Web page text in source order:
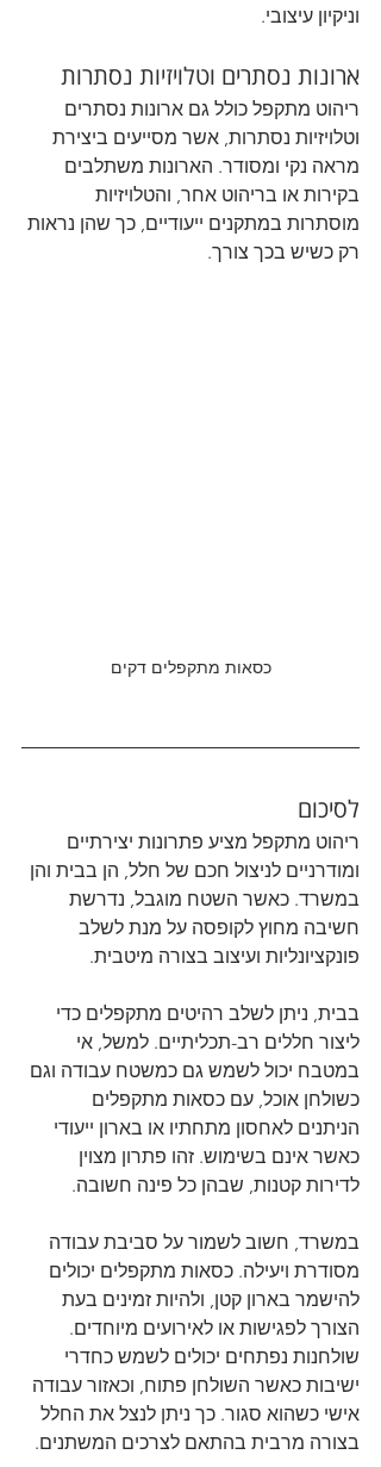
וניקיון עיצובי.
ארונות נסתרים וטלויזיות נסתרות
ריהוט מתקפל כולל גם ארונות נסתרים
וטלויזיות נסתרות, אשר מסייעים ביצירת
מראה נקי ומסודר. הארונות משתלבים
בקירות או בריהוט אחר, והטלויזיות
מוסתרות במתקנים ייעודיים, כך שהן נראות
רק כשיש בכך צורך.
כסאות מתקפלים דקים
לסיכום
ריהוט מתקפל מציע פתרונות יצירתיים
ומודרניים לניצול חכם של חלל, הן בבית והן
במשרד. כאשר השטח מוגבל, נדרשת
חשיבה מחוץ לקופסה על מנת לשלב
פונקציונליות ועיצוב בצורה מיטבית.
בבית, ניתן לשלב רהיטים מתקפלים כדי
ליצור חללים רב-תכליתיים. למשל, אי
במטבח יכול לשמש גם כמשטח עבודה וגם
כשולחן אוכל, עם כסאות מתקפלים
הניתנים לאחסון מתחתיו או בארון ייעודי
כאשר אינם בשימוש. זהו פתרון מצוין
לדירות קטנות, שבהן כל פינה חשובה.
במשרד, חשוב לשמור על סביבת עבודה
מסודרת ויעילה. כסאות מתקפלים יכולים
להישמר בארון קטן, ולהיות זמינים בעת
הצורך לפגישות או לאירועים מיוחדים.
שולחנות נפתחים יכולים לשמש כחדרי
ישיבות כאשר השולחן פתוח, וכאזור עבודה
אישי כשהוא סגור. כך ניתן לנצל את החלל
בצורה מרבית בהתאם לצרכים המשתנים.